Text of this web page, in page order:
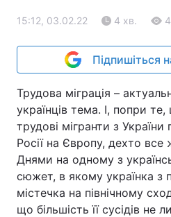
15:12, 03.02.22 4 хв.
Підпишіться
Трудова міграція –
українців тема. І, попри
трудові мігранти з України
Росії на Європу, дехто
Днями на одному з
сюжет, в якому українка з
містечка на північному
що більшість її сусідів не